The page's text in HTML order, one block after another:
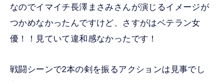
なのでイマイチ長澤まさみさんが演じるイメージが
つかめなかったんですけど、さすがはベテラン女
優！！見ていて違和感なかったです！
戦闘シーンで2本の剣を振るアクションは見事でし